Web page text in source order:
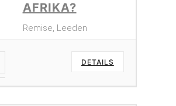
AFRIKA?
Remise, Leeden
DETAILS